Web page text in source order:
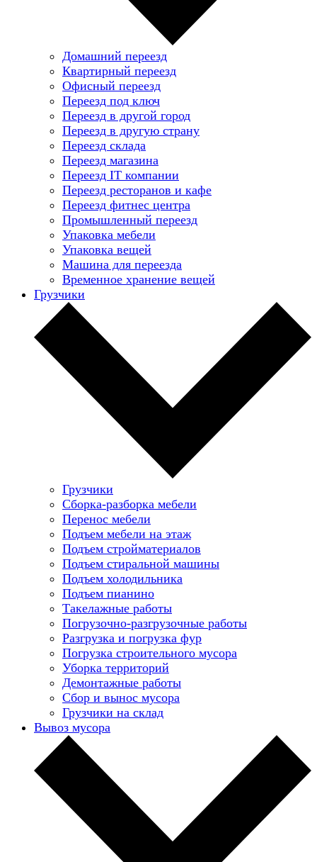
Домашний переезд
Квартирный переезд
Офисный переезд
Переезд под ключ
Переезд в другой город
Переезд в другую страну
Переезд склада
Переезд магазина
Переезд IT компании
Переезд ресторанов и кафе
Переезд фитнес центра
Промышленный переезд
Упаковка мебели
Упаковка вещей
Машина для переезда
Временное хранение вещей
Грузчики
Грузчики
Сборка-разборка мебели
Перенос мебели
Подъем мебели на этаж
Подъем стройматериалов
Подъем стиральной машины
Подъем холодильника
Подъем пианино
Такелажные работы
Погрузочно-разгрузочные работы
Разгрузка и погрузка фур
Погрузка строительного мусора
Уборка территорий
Демонтажные работы
Сбор и вынос мусора
Грузчики на склад
Вывоз мусора